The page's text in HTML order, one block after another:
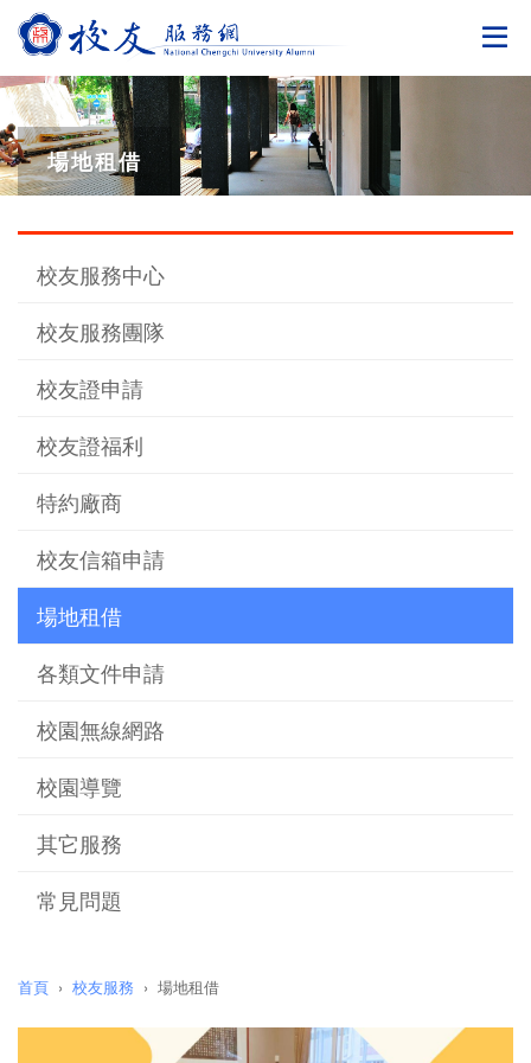
切
場地租借
校友服務中心
校友服務團隊
校友證申請
校友證福利
特約廠商
校友信箱申請
場地租借
各類文件申請
校園無線網路
校園導覽
其它服務
常見問題
首頁 校友服務 場地租借